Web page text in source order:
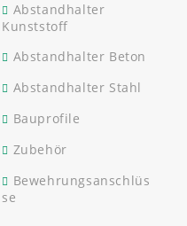
Abstandhalter
Kunststoff
Abstandhalter Beton
Abstandhalter Stahl
Bauprofile
Zubehör
Bewehrungsanschlüs
se